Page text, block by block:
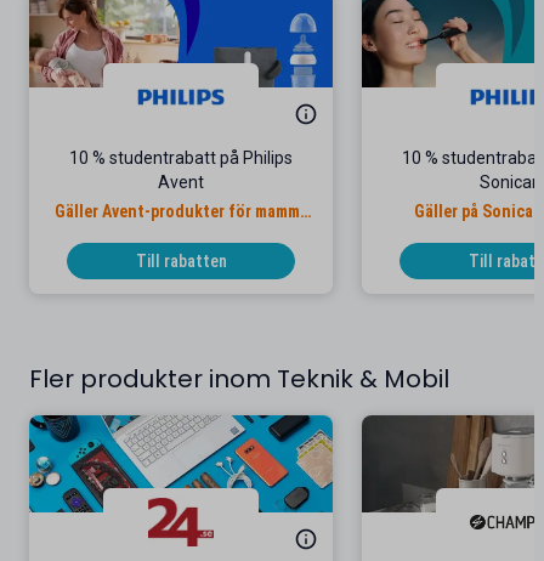
10 % studentrabatt på Philips
Avent
Gäller Avent-produkter för mamma
Till rabatten
10 %
Gäller på
Till
Fler produkter inom Teknik & Mobil